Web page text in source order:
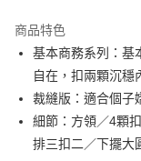
合作金庫商業銀行
華南商業銀行
上海商業儲蓄銀行
國泰世華商業銀行
臺灣中小企業銀行
匯豐（台灣）商業銀
聯邦商業銀行
6 期 0 利率 每期
華南商業銀行
上海商業儲蓄銀行
國泰世華商業銀行
臺灣中小企業銀行
LINE Pay
Apple Pay
街口支付
商品特色
基本商務系列：基
自在，扣兩顆沉穩
裁縫版：適合個子
細節：方領／4顆
排三扣二／下擺大